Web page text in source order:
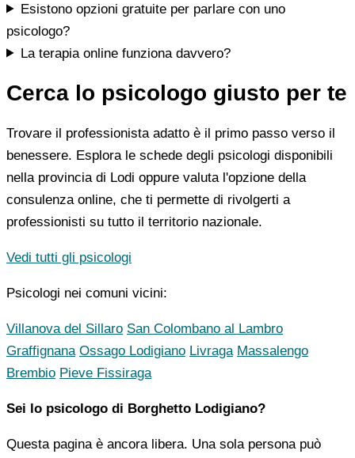
Esistono opzioni gratuite per parlare con uno
psicologo?
La terapia online funziona davvero?
Cerca lo psicologo giusto per te
Trovare il professionista adatto è il primo passo verso il
benessere. Esplora le schede degli psicologi disponibili
nella provincia di Lodi oppure valuta l'opzione della
consulenza online, che ti permette di rivolgerti a
professionisti su tutto il territorio nazionale.
Vedi tutti gli psicologi
Psicologi nei comuni vicini:
Villanova del Sillaro San Colombano al Lambro
Graffignana Ossago Lodigiano Livraga Massalengo
Brembio Pieve Fissiraga
Sei lo psicologo di Borghetto Lodigiano?
Questa pagina è ancora libera. Una sola persona può